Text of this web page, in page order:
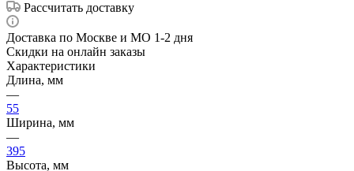
Рассчитать доставку
Доставка по Москве и МО 1-2 дня
Скидки на онлайн заказы
Характеристики
Длина, мм
—
55
Ширина, мм
—
395
Высота, мм